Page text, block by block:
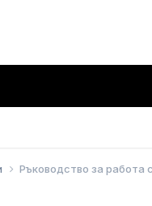
Ръководство за работа